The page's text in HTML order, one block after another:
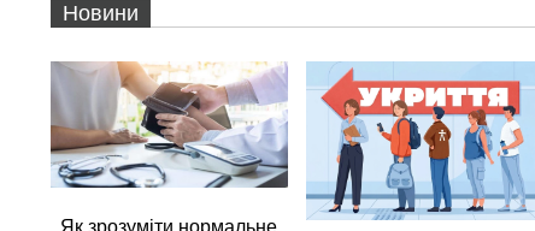
Новини
Як зрозуміти нормальне